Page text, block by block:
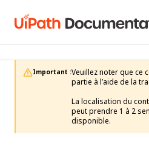
Important :Veuillez noter que ce
partie à l’aide de la
La localisation du
peut prendre 1 à 2
disponible.